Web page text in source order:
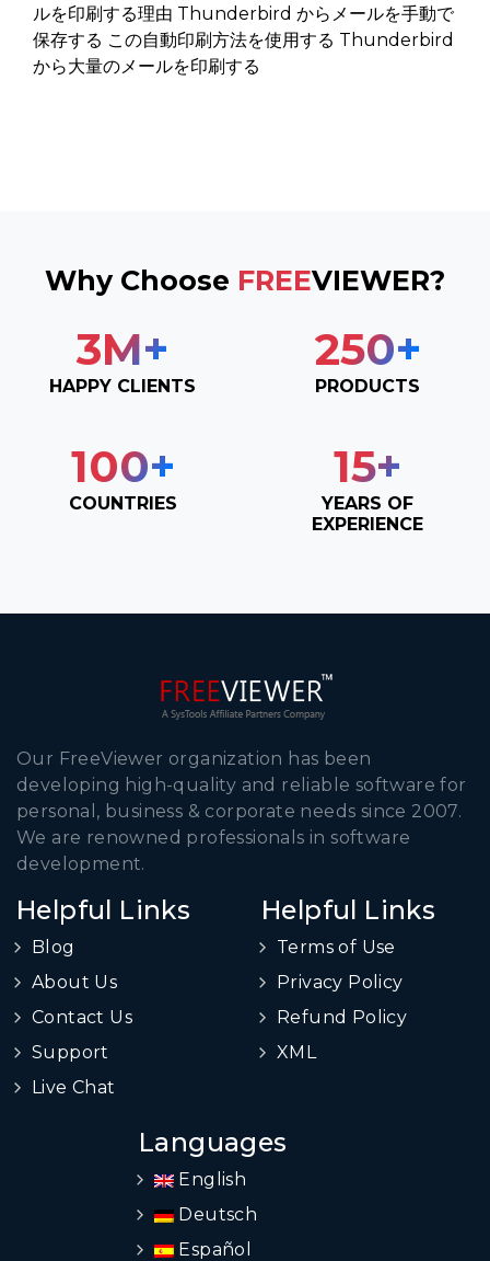
ルを印刷する理由 Thunderbird からメールを手動で
保存する この自動印刷方法を使用する Thunderbird
から大量のメールを印刷する
Why Choose FREEVIEWER?
3M+
HAPPY CLIENTS
250+
PRODUCTS
100+
COUNTRIES
15+
YEARS OF
EXPERIENCE
Our FreeViewer organization has been
developing high-quality and reliable software for
personal, business & corporate needs since 2007.
We are renowned professionals in software
development.
Helpful Links
Blog
About Us
Contact Us
Support
Live Chat
Helpful Links
Terms of Use
Privacy Policy
Refund Policy
XML
Languages
English
Deutsch
Español